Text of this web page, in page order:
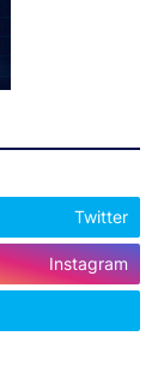
Twitter
Instagram